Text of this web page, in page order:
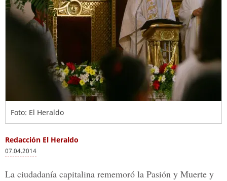
Foto: El Heraldo
Redacción El Heraldo
07.04.2014
La ciudadanía capitalina rememoró la Pasión y Muerte y